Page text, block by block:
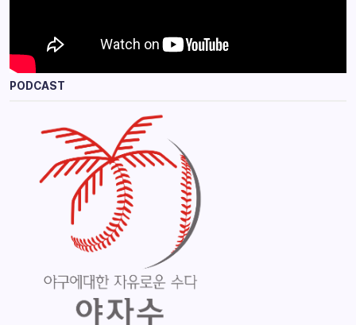
PODCAST